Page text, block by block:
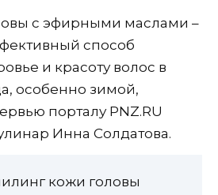
с эфирными маслами –
способ
и красоту волос в
особенно зимой,
порталу PNZ.RU
Инна Солдатова.
кожи головы